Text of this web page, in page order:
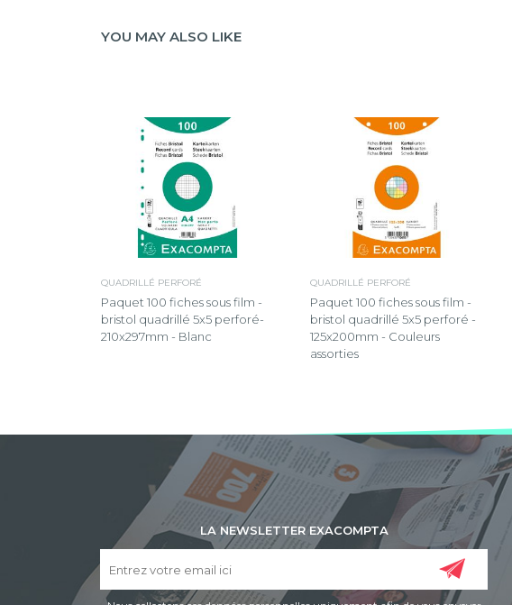
YOU MAY ALSO LIKE
QUADRILLÉ PERFORÉ
Paquet 100 fiches sous film -
bristol quadrillé 5x5 perforé-
210x297mm - Blanc
QUADRILLÉ PERFORÉ
Paquet 100 fiches sous film -
bristol quadrillé 5x5 perforé -
125x200mm - Couleurs
assorties
LA NEWSLETTER EXACOMPTA